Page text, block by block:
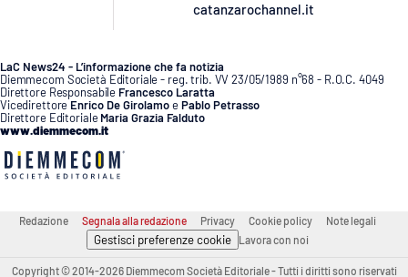
catanzarochannel.it
LaC News24 - L’informazione che fa notizia
Diemmecom Società Editoriale - reg. trib. VV 23/05/1989 n°68 - R.O.C. 4049
Direttore Responsabile Francesco Laratta
Vicedirettore Enrico De GirolamoePablo Petrasso
Direttore Editoriale Maria Grazia Falduto
www.diemmecom.it
Redazione Segnala alla redazione Privacy Cookie policy Note legali
Gestisci preferenze cookie Lavora con noi
Copyright © 2014-2026 Diemmecom Società Editoriale - Tutti i diritti sono riservati